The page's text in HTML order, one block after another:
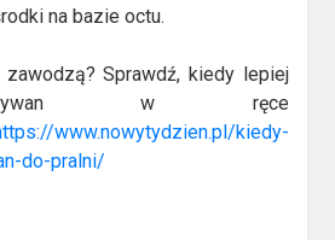
na bazie octu.
Sprawdź, kiedy lepiej
w ręce
www.nowytydzien.pl/kiedy-
do-pralni/